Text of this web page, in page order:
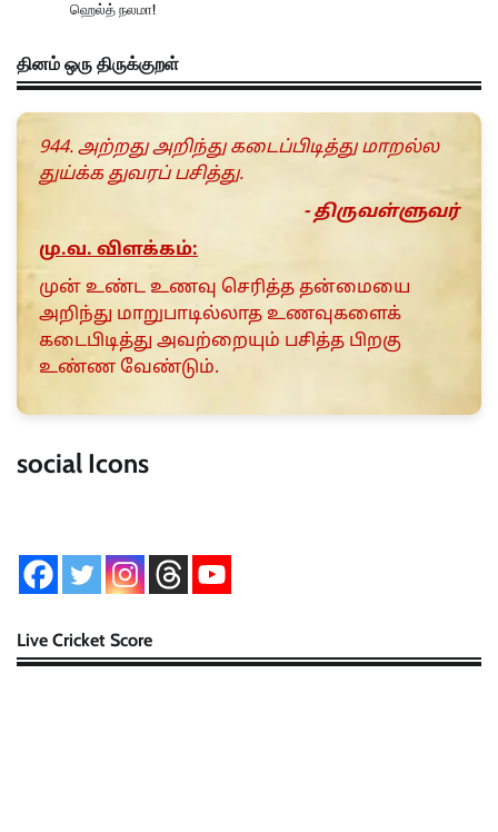
ஹெல்த் நலமா!
தினம் ஒரு திருக்குறள்
944. அற்றது அறிந்து கடைப்பிடித்து மாறல்ல
துய்க்க துவரப் பசித்து.
- திருவள்ளுவர்
மு.வ. விளக்கம்:
முன் உண்ட உணவு செரித்த தன்மையை
அறிந்து மாறுபாடில்லாத உணவுகளைக்
கடைபிடித்து அவற்றையும் பசித்த பிறகு
உண்ண வேண்டும்.
social Icons
Live Cricket Score